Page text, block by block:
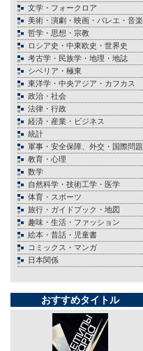
文学・フォークロア
美術・演劇・映画・バレエ・音楽
哲学・思想・宗教
ロシア史・中東欧史・世界史
考古学・民族学・地理・地誌
シベリア・極東
東洋学・中央アジア・カフカス
政治・社会
法律・行政
経済・産業・ビジネス
統計
軍事・安全保障、外交・国際問題
教育・心理
数学
自然科学・技術工学・医学
体育・スポーツ
旅行・ガイドブック・地図
趣味・生活・ファッション
絵本・昔話・児童書
コミックス・マンガ
日本関係
おすすめタイトル